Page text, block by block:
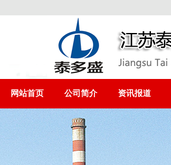
网站首页 公司简介 资讯报道